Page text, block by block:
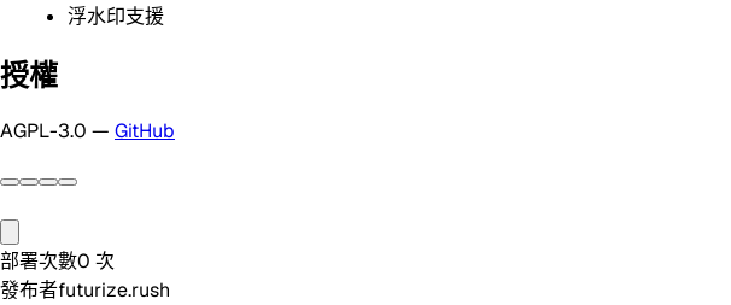
浮水印支援
授權
AGPL-3.0 — GitHub
部署次數0 次
發布者futurize.rush